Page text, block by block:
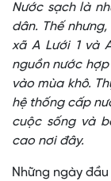
Nước sạch là
dân. Thế
xã A Lưới 1 và
nguồn nước
vào mùa khô.
hệ thống cấp
cuộc sống và
cao nơi đây.
Những ngày